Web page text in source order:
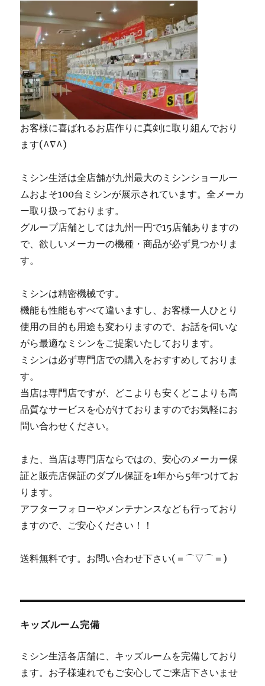
お客様に喜ばれるお店作りに真剣に取り組んでおり
ます(^∇^)
ミシン生活は全店舗が九州最大のミシンショールー
ムおよそ100台ミシンが展示されています。全メーカ
ー取り扱っております。
グループ店舗としては九州一円で15店舗ありますの
で、欲しいメーカーの機種・商品が必ず見つかりま
す。
ミシンは精密機械です。
機能も性能もすべて違いますし、お客様一人ひとり
使用の目的も用途も変わりますので、お話を伺いな
がら最適なミシンをご提案いたしております。
ミシンは必ず専門店での購入をおすすめしておりま
す。
当店は専門店ですが、どこよりも安くどこよりも高
品質なサービスを心がけておりますのでお気軽にお
問い合わせください。
また、当店は専門店ならではの、安心のメーカー保
証と販売店保証のダブル保証を1年から5年つけてお
ります。
アフターフォローやメンテナンスなども行っており
ますので、ご安心ください！！
送料無料です。お問い合わせ下さい(＝⌒▽⌒＝)
キッズルーム完備
ミシン生活各店舗に、キッズルームを完備しており
ます。お子様連れでもご安心してご来店下さいませ